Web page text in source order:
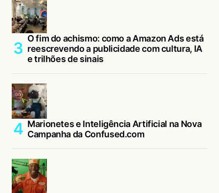
O fim do achismo: como a Amazon Ads está
reescrevendo a publicidade com cultura, IA
e trilhões de sinais
Marionetes e Inteligência Artificial na Nova
Campanha da Confused.com